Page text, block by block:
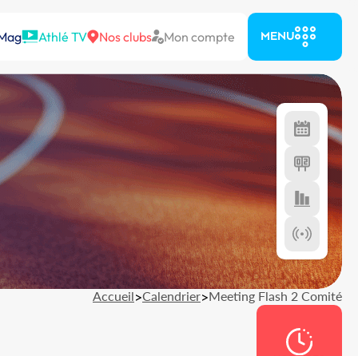
Athlé TV Nos clubs Mon compte MENU
Accueil>Calendrier>Meeting Flash 2 Comité